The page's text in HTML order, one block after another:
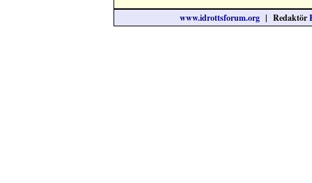
www.idrottsforum.org| Redaktör